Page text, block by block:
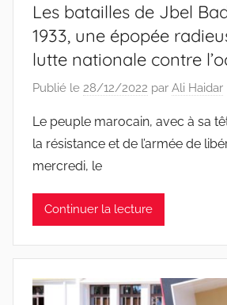
Les batailles de Jbel
1933, une épopée
lutte nationale contre
Publié le 28/12/2022 par Ali Haidar
Le peuple marocain, avec à sa
la résistance et de l’armée de
mercredi, le
Continuer la lecture